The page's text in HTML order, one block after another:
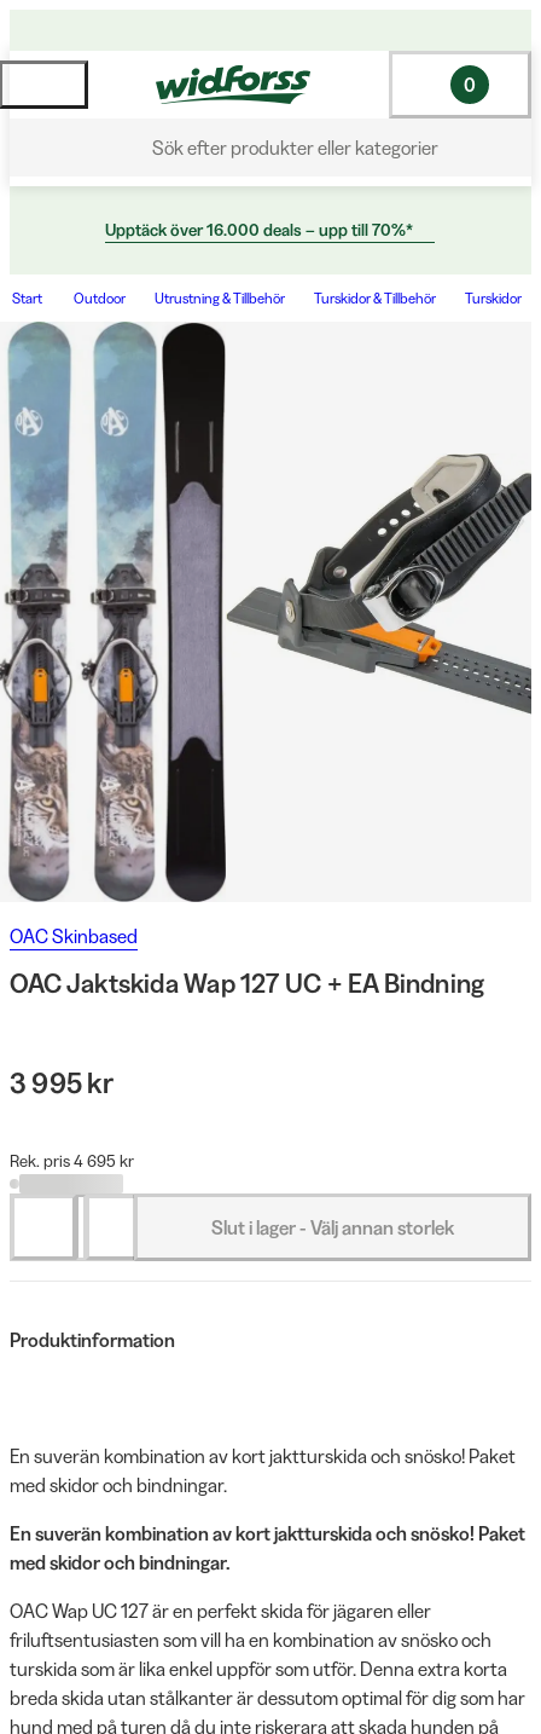
Sök efter produkter eller kategorier
0
Upptäck över 16.000 deals – upp till 70%*
Start Outdoor Utrustning & Tillbehör Turskidor & Tillbehör Turskidor
OAC Skinbased
OAC Jaktskida Wap 127 UC + EA Bindning
3 995 kr
Rek. pris 4 695 kr
Slut i lager - Välj annan storlek
Produktinformation
En suverän kombination av kort jaktturskida och snösko! Paket
med skidor och bindningar.
En suverän kombination av kort jaktturskida och snösko! Paket
med skidor och bindningar.
OAC Wap UC 127 är en perfekt skida för jägaren eller
friluftsentusiasten som vill ha en kombination av snösko och
turskida som är lika enkel uppför som utför. Denna extra korta
breda skida utan stålkanter är dessutom optimal för dig som har
hund med på turen då du inte riskerara att skada hunden på